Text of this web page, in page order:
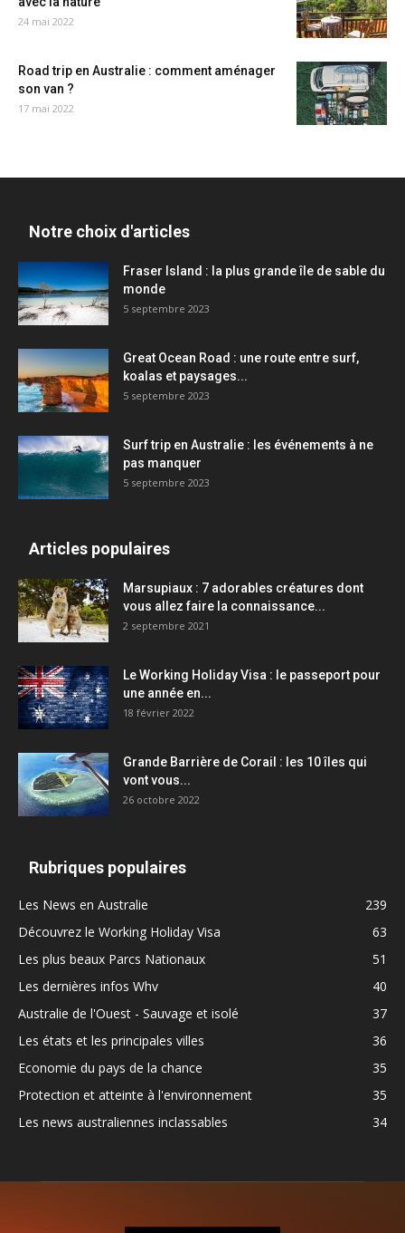
24 mai 2022
Road trip en Australie : comment aménager
son van ?
17 mai 2022
Notre choix d'articles
Fraser Island : la plus grande île de sable du
monde
5 septembre 2023
Great Ocean Road : une route entre surf,
koalas et paysages...
5 septembre 2023
Surf trip en Australie : les événements à ne
pas manquer
5 septembre 2023
Articles populaires
Marsupiaux : 7 adorables créatures dont
vous allez faire la connaissance...
2 septembre 2021
Le Working Holiday Visa : le passeport pour
une année en...
18 février 2022
Grande Barrière de Corail : les 10 îles qui
vont vous...
26 octobre 2022
Rubriques populaires
Les News en Australie
239
Découvrez le Working Holiday Visa
63
Les plus beaux Parcs Nationaux
51
Les dernières infos Whv
40
Australie de l'Ouest - Sauvage et isolé
37
Les états et les principales villes
36
Economie du pays de la chance
35
Protection et atteinte à l'environnement
35
Les news australiennes inclassables
34